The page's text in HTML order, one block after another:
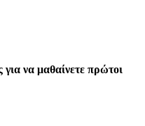
να μαθαίνετε πρώτοι